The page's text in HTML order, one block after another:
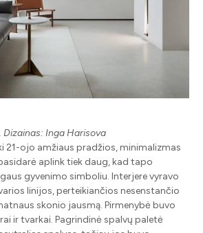
Dizainas: Inga Harisova
21-ojo amžiaus pradžios, minimalizmas
aplink tiek daug, kad tapo
gyvenimo simboliu. Interjere vyravo
linijos, perteikiančios nesenstančio
skonio jausmą. Pirmenybė buvo
ir tvarkai. Pagrindinė spalvų paletė